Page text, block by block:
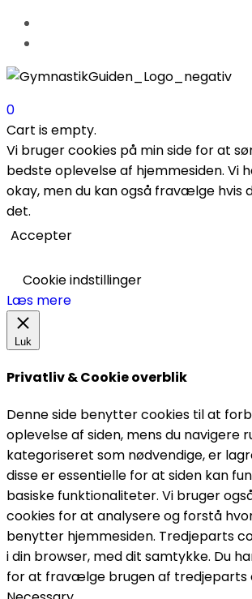
0
Cart is empty.
Vi bruger cookies på min side for at
bedste oplevelse af hjemmesiden. Vi
okay, men du kan også fravælge hvis
det.
Accepter
Cookie indstillinger
Læs mere
Luk
Privatliv & Cookie overblik
Denne side benytter cookies til at
oplevelse af siden, mens du navigere
kategoriseret som nødvendige, er
disse er essentielle for at siden kan
basiske funktionaliteter. Vi bruger
cookies for at analysere og forstå
benytter hjemmesiden. Tredjeparts
i din browser, med dit samtykke. Du
for at fravælge brugen af tredjeparts